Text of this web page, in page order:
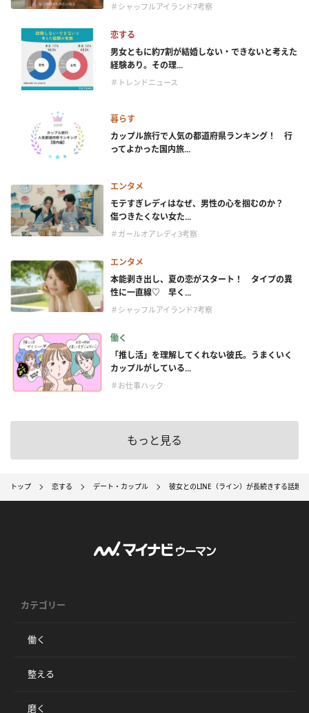
＃シャッフルアイランド7考察
恋する
男女ともに約7割が結婚しない・できないと考えた
経験あり。その理...
＃トレンドニュース
暮らす
カップル旅行で人気の都道府県ランキング！ 行
ってよかった国内旅...
エンタメ
モテすぎレディはなぜ、男性の心を掴むのか？
傷つきたくない女た...
＃ガールオアレディ3考察
エンタメ
本能剥き出し、夏の恋がスタート！ タイプの異
性に一直線♡ 早く...
＃シャッフルアイランド7考察
働く
「推し活」を理解してくれない彼氏。うまくいく
カップルがしている...
＃お仕事ハック
もっと見る
トップ 恋する デート・カップル 彼女とのLINE（ライン）が長続きする話題
カテゴリー
働く
整える
磨く